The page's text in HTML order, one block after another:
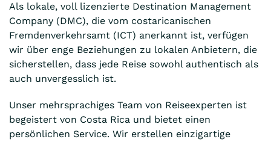
Als lokale, voll lizenzierte Destination Management
Company (DMC), die vom costaricanischen
Fremdenverkehrsamt (ICT) anerkannt ist, verfügen
wir über enge Beziehungen zu lokalen Anbietern, die
sicherstellen, dass jede Reise sowohl authentisch als
auch unvergesslich ist.
Unser mehrsprachiges Team von Reiseexperten ist
begeistert von Costa Rica und bietet einen
persönlichen Service. Wir erstellen einzigartige